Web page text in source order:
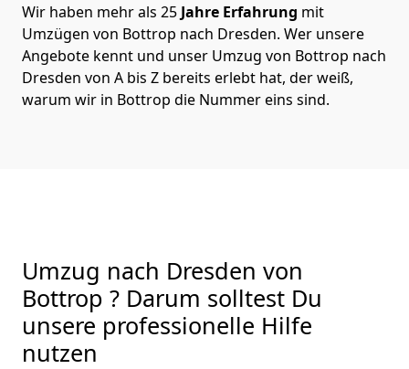
Wir haben mehr als 25 Jahre Erfahrung mit
Umzügen von Bottrop nach Dresden. Wer unsere
Angebote kennt und unser Umzug von Bottrop nach
Dresden von A bis Z bereits erlebt hat, der weiß,
warum wir in Bottrop die Nummer eins sind.
Umzug nach Dresden von
Bottrop ? Darum solltest Du
unsere professionelle Hilfe
nutzen